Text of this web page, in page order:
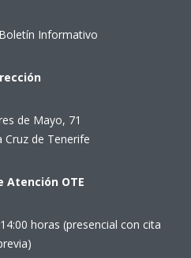
Informativo
de Mayo, 71
Cruz de Tenerife
Atención OTE
horas (presencial con cita